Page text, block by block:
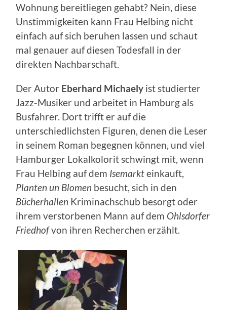
Wohnung bereitliegen gehabt? Nein, diese
Unstimmigkeiten kann Frau Helbing nicht
einfach auf sich beruhen lassen und schaut
mal genauer auf diesen Todesfall in der
direkten Nachbarschaft.
Der Autor Eberhard Michaely ist studierter
Jazz-Musiker und arbeitet in Hamburg als
Busfahrer. Dort trifft er auf die
unterschiedlichsten Figuren, denen die Leser
in seinem Roman begegnen können, und viel
Hamburger Lokalkolorit schwingt mit, wenn
Frau Helbing auf dem Isemarkteinkauft,
Planten un Blomen besucht, sich in den
Bücherhallen Kriminachschub besorgt oder
ihrem verstorbenen Mann auf dem Ohlsdorfer
Friedhofvon ihren Recherchen erzählt.